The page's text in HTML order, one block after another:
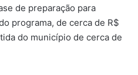
de preparação para
programa, de cerca de R$
do município de cerca de